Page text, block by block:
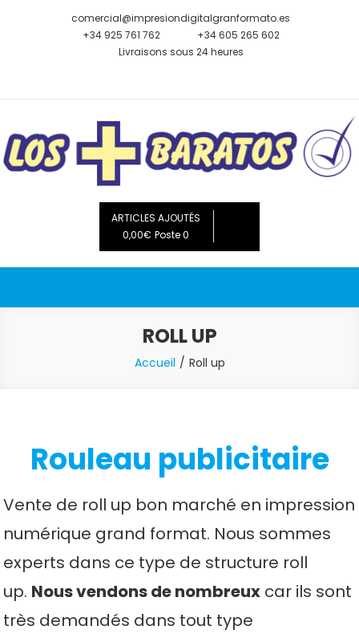
comercial@impresiondigitalgranformato.es
+34 925 761 762
+34 605 265 602
Livraisons sous 24 heures
Les moins chers
bannières, drapeaux, banderoles, bâches, affiches, présentoirs,
publicités
ARTICLES AJOUTÉS
0,00€ Poste 0
ROLL UP
Accueil Roll up
Rouleau publicitaire
Vente de roll up bon marché en impression
numérique grand format. Nous sommes
experts dans ce type de structure roll
up. Nous vendons de nombreux car ils sont
très demandés dans tout type